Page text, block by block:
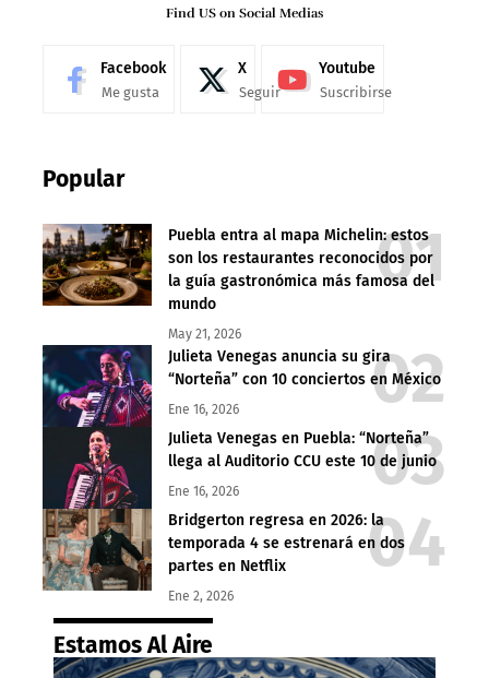
Find US on Social Medias
Facebook
Me gusta
X
Seguir
Youtube
Suscribirse
Popular
Puebla entra al mapa Michelin: estos
son los restaurantes reconocidos por
la guía gastronómica más famosa del
mundo
May 21, 2026
Julieta Venegas anuncia su gira
“Norteña” con 10 conciertos en México
Ene 16, 2026
Julieta Venegas en Puebla: “Norteña”
llega al Auditorio CCU este 10 de junio
Ene 16, 2026
Bridgerton regresa en 2026: la
temporada 4 se estrenará en dos
partes en Netflix
Ene 2, 2026
Estamos Al Aire